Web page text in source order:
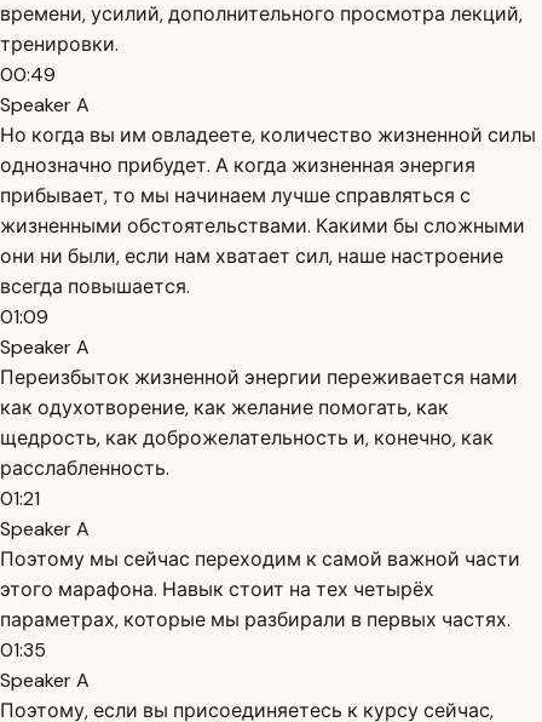
времени, усилий, дополнительного просмотра лекций,
тренировки.
00:49
Speaker A
Но когда вы им овладеете, количество жизненной силы
однозначно прибудет. А когда жизненная энергия
прибывает, то мы начинаем лучше справляться с
жизненными обстоятельствами. Какими бы сложными
они ни были, если нам хватает сил, наше настроение
всегда повышается.
01:09
Speaker A
Переизбыток жизненной энергии переживается нами
как одухотворение, как желание помогать, как
щедрость, как доброжелательность и, конечно, как
расслабленность.
01:21
Speaker A
Поэтому мы сейчас переходим к самой важной части
этого марафона. Навык стоит на тех четырёх
параметрах, которые мы разбирали в первых частях.
01:35
Speaker A
Поэтому, если вы присоединяетесь к курсу сейчас,